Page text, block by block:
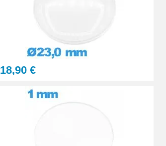
18,90 €